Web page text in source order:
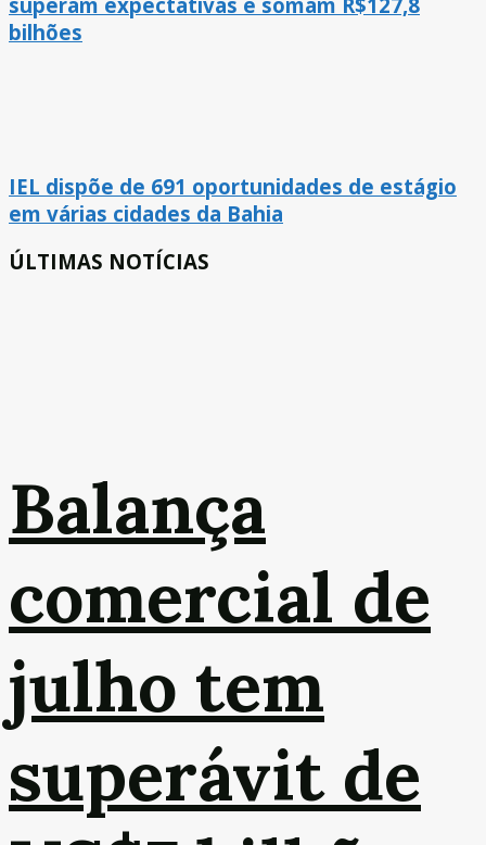
bilhões
IEL dispõe de 691 oportunidades de estágio
em várias cidades da Bahia
ÚLTIMAS NOTÍCIAS
Balança
comercial de
julho tem
superávit de